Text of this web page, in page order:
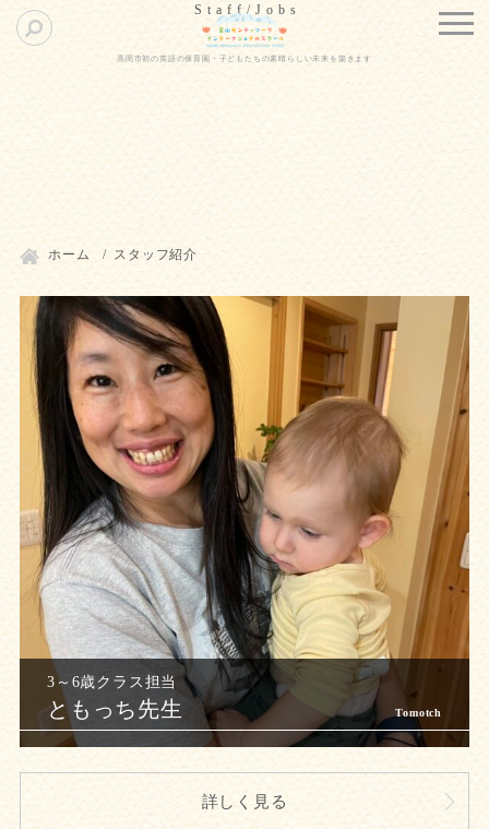
高岡市初の英語の保育園・子どもたちの素晴らしい未来を築きます
ホーム スタッフ紹介
ともっち先生
詳しく見る